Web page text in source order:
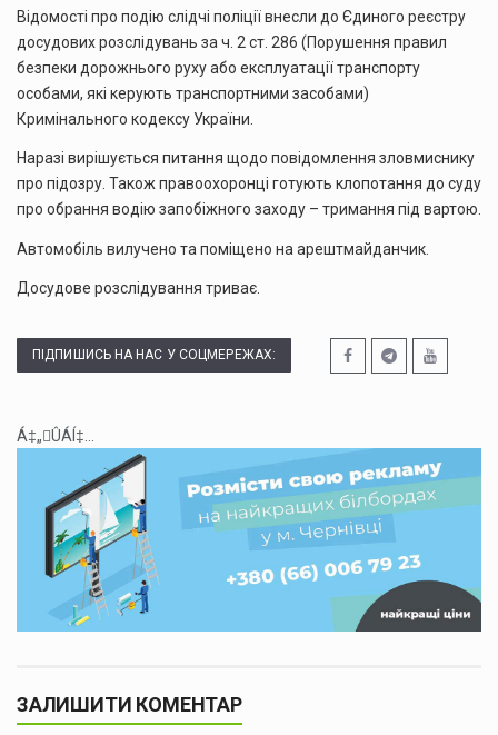
Відомості про подію слідчі поліції внесли до Єдиного реєстру
досудових розслідувань за ч. 2 ст. 286 (Порушення правил
безпеки дорожнього руху або експлуатації транспорту
особами, які керують транспортними засобами)
Кримінального кодексу України.
Наразі вирішується питання щодо повідомлення зловмиснику
про підозру. Також правоохоронці готують клопотання до суду
про обрання водію запобіжного заходу – тримання під вартою.
Автомобіль вилучено та поміщено на арештмайданчик.
Досудове розслідування триває.
ПІДПИШИСЬ НА НАС У СОЦМЕРЕЖАХ:
Á‡„ÛÁÍ‡...
ЗАЛИШИТИ КОМЕНТАР